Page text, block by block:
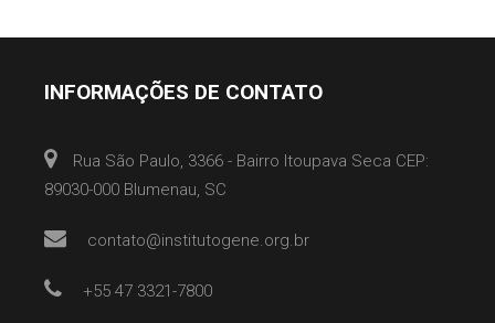
INFORMAÇÕES DE CONTATO
Rua São Paulo, 3366 - Bairro Itoupava Seca CEP:
89030-000 Blumenau, SC
contato@institutogene.org.br
+55 47 3321-7800